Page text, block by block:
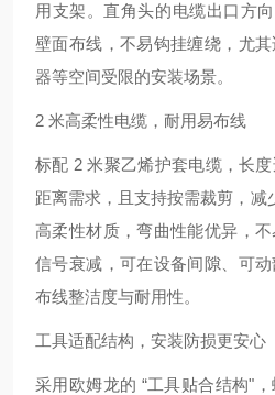
用支架。直角头的电缆出口方
壁面布线，不易钩挂缠绕，尤
器等空间受限的安装场景。
2 米高柔性电缆，耐用易布线
标配 2 米聚乙烯护套电缆，长
距离需求，且支持按需裁剪，减
高柔性材质，弯曲性能优异，
信号衰减，可在设备间隙、可
布线整洁度与耐用性。
工具适配结构，安装防损更安心
采用欧姆龙的 “工具贴合结构"